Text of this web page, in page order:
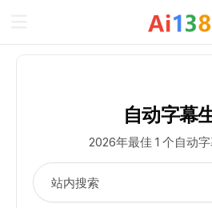
自动字幕
2026年最佳 1 个自动